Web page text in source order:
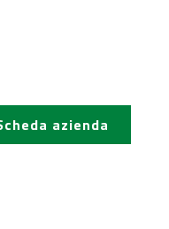
azienda